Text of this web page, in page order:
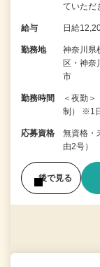
ていただ
給与 日給
勤務地
神奈川県
区・神奈
市
勤務時間
＜夜勤
制） ※1
応募資格
無資格・
由2号）
後で見る